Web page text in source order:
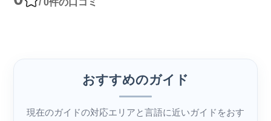
おすすめのガイド
現在のガイドの対応エリアと言語に近いガイドをおす